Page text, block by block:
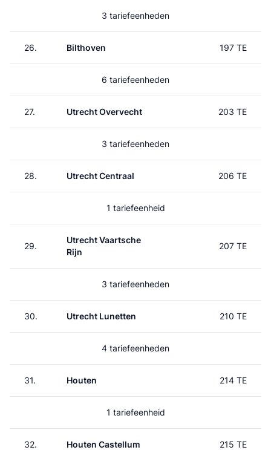
3 tariefeenheden
26. Bilthoven 197 TE
6 tariefeenheden
27. Utrecht Overvecht 203 TE
3 tariefeenheden
28. Utrecht Centraal 206 TE
1 tariefeenheid
29.
Utrecht Vaartsche
Rijn
207 TE
3 tariefeenheden
30. Utrecht Lunetten 210 TE
4 tariefeenheden
31. Houten 214 TE
1 tariefeenheid
32. Houten Castellum 215 TE